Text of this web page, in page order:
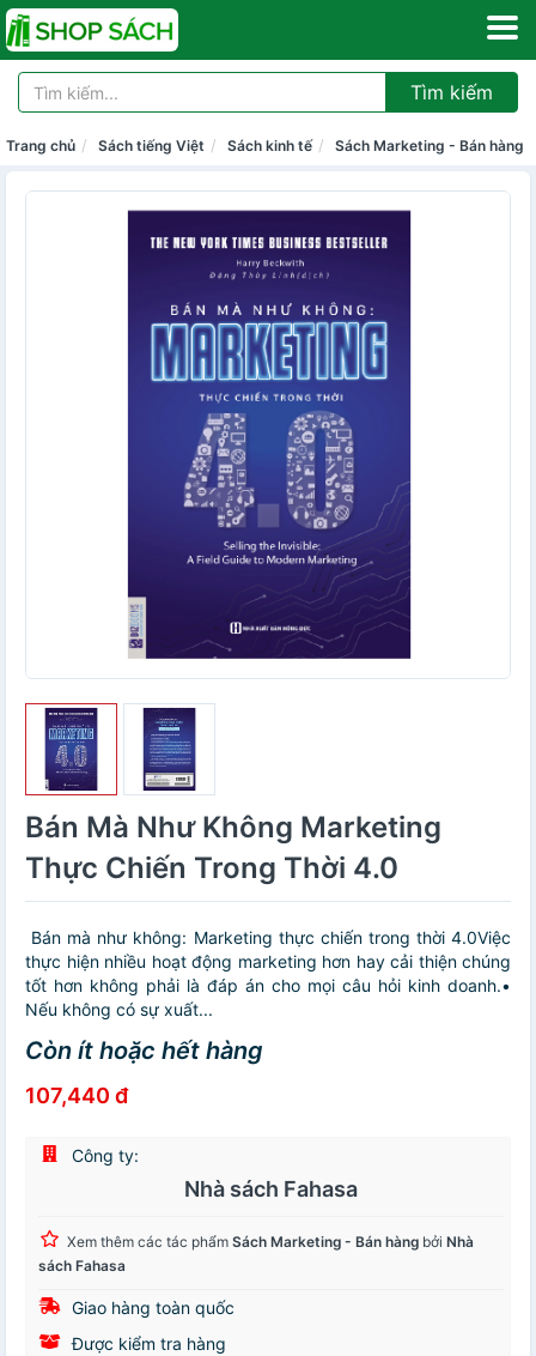
Tìm kiếm
Trang chủ Sách tiếng Việt Sách kinh tế Sách Marketing - Bán hàng
Bán Mà Như Không Marketing
Thực Chiến Trong Thời 4.0
Bán mà như không: Marketing thực chiến trong thời 4.0Việc
thực hiện nhiều hoạt động marketing hơn hay cải thiện chúng
tốt hơn không phải là đáp án cho mọi câu hỏi kinh doanh.•
Nếu không có sự xuất...
Còn ít hoặc hết hàng
107,440 đ
Công ty:
Nhà sách Fahasa
Xem thêm các tác phẩm Sách Marketing - Bán hàng bởi Nhà
sách Fahasa
Giao hàng toàn quốc
Được kiểm tra hàng